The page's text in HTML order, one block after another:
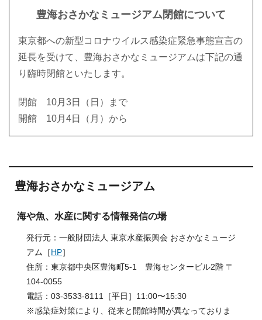
豊海おさかなミュージアム閉館について
東京都への新型コロナウイルス感染症緊急事態宣言の
延長を受けて、豊海おさかなミュージアムは下記の通
り臨時閉館といたします。
閉館 10月3日（日）まで
開館 10月4日（月）から
豊海おさかなミュージアム
海や魚、水産に関する情報発信の場
発行元：一般財団法人 東京水産振興会 おさかなミュージ
アム［HP］
住所：東京都中央区豊海町5-1 豊海センタービル2階 〒
104-0055
電話：03-3533-8111［平日］11:00〜15:30
※感染症対策により、従来と開館時間が異なっておりま